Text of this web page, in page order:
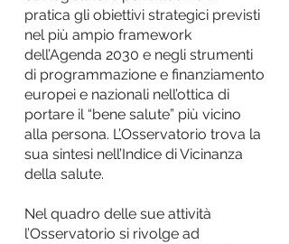
pratica gli obiettivi strategici previsti
nel più ampio framework
dell’Agenda 2030 e negli strumenti
di programmazione e finanziamento
europei e nazionali nell’ottica di
portare il “bene salute” più vicino
alla persona. L’Osservatorio trova la
sua sintesi nell’Indice di Vicinanza
della salute.
Nel quadro delle sue attività
l’Osservatorio si rivolge ad